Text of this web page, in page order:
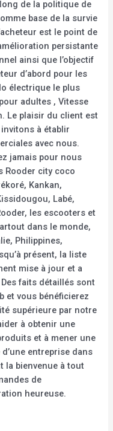
de la politique de
base de la survie
est le point de
persistante
ainsi que l’objectif
d’abord pour les
électrique le plus
adultes , Vitesse
Le plaisir du client est
à établir
avec nous.
jamais pour nous
Rooder city coco
Kankan,
Labé,
les escooters et
dans le monde,
Philippines,
présent, la liste
mise à jour et a
faits détaillés sont
et vous bénéficierez
supérieure par notre
à obtenir une
et à mener une
entreprise dans
la bienvenue à tout
de
heureuse.